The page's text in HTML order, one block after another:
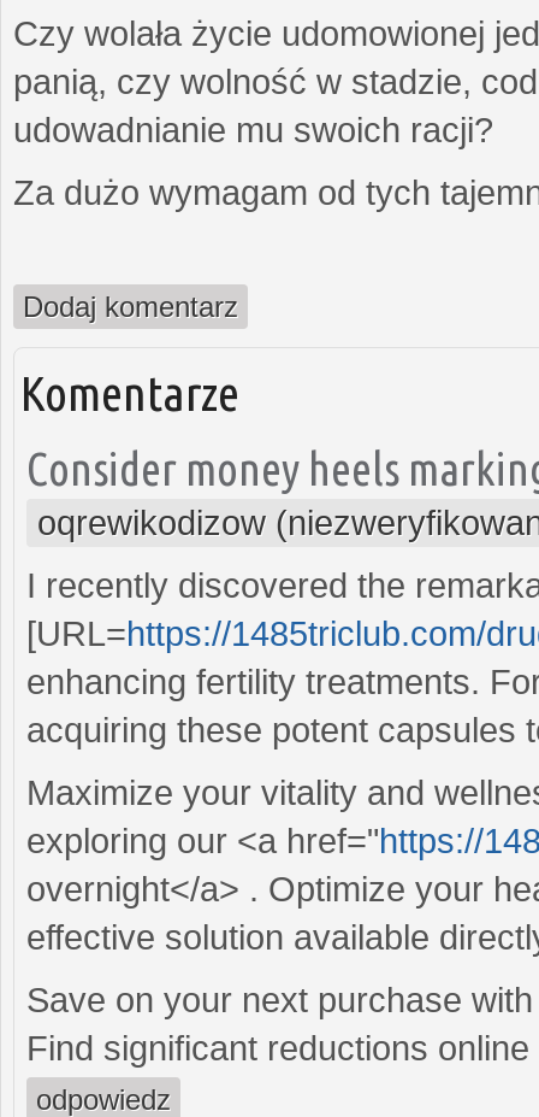
Czy wolała życie udomowionej
panią, czy wolność w stadzie,
udowadnianie mu swoich racji?
Za dużo wymagam od tych
Dodaj komentarz
Komentarze
Consider money heels
oqrewikodizow
I recently discovered the
[URL=https://1485triclub.com/
enhancing fertility treatments.
acquiring these potent capsules
Maximize your vitality and
exploring our <a href="https://
overnight</a> . Optimize your
effective solution available
Save on your next purchase
Find significant reductions
odpowiedz